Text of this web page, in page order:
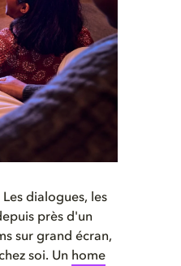
dialogues, les
près d'un
sur grand écran,
soi. Un home